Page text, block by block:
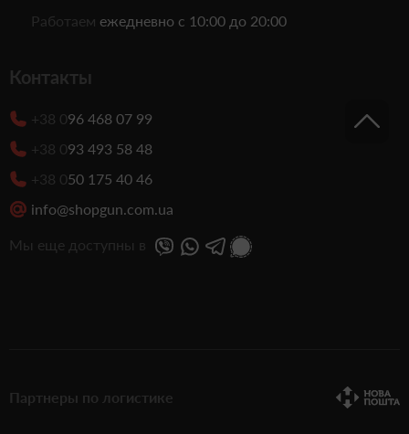
Работаем ежедневно с 10:00 до 20:00
Контакты
+38 096 468 07 99
+38 093 493 58 48
+38 050 175 40 46
info@shopgun.com.ua
Мы еще доступны в
Партнеры по логистике